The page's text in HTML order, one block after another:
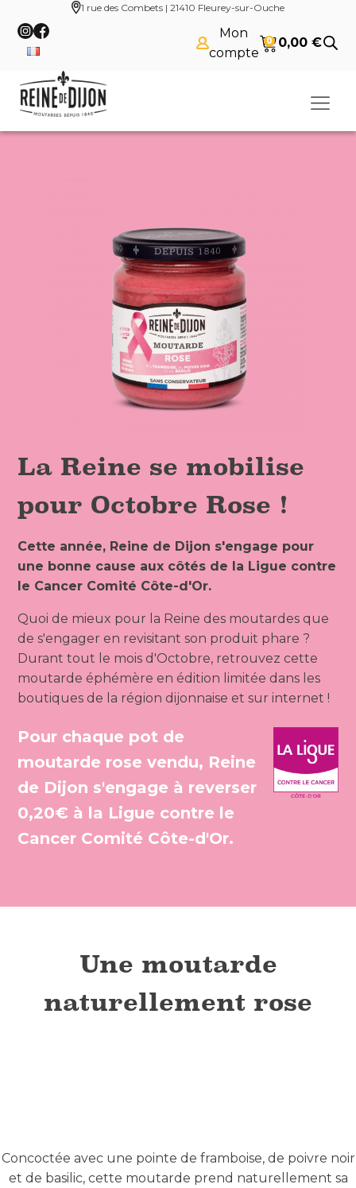
1 rue des Combets | 21410 Fleurey-sur-Ouche
Mon
compte
0 0,00€
La Reine se mobilise
pour Octobre Rose !
Cette année, Reine de Dijon s'engage pour
une bonne cause aux côtés de la Ligue contre
le Cancer Comité Côte-d'Or.
Quoi de mieux pour la Reine des moutardes que
de s'engager en revisitant son produit phare ?
Durant tout le mois d'Octobre, retrouvez cette
moutarde éphémère en édition limitée dans les
boutiques de la région dijonnaise et sur internet !
Pour chaque pot de
moutarde rose vendu, Reine
de Dijon s'engage à reverser
0,20€ à la Ligue contre le
Cancer Comité Côte-d'Or.
Une moutarde
naturellement rose
Concoctée avec une pointe de framboise, de poivre noir
et de basilic, cette moutarde prend naturellement sa